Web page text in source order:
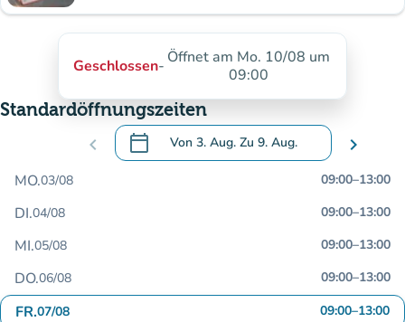
Geschlossen- Öffnet am Mo. 10/08 um
09:00
Standardöffnungszeiten
chevron_left calendar_today Von 3. Aug. Zu 9. Aug.
.Öffnen Sie den Kalender, um Daten zu
chevron_right
MO.03/08 09:00–13:00
DI.04/08 09:00–13:00
MI.05/08 09:00–13:00
DO.06/08 09:00–13:00
FR.07/08 09:00–13:00